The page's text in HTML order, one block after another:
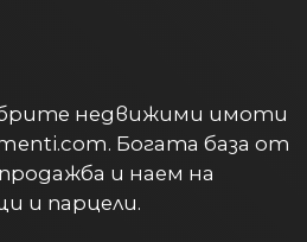
недвижими имоти
Богата база от
и наем на
и парцели.